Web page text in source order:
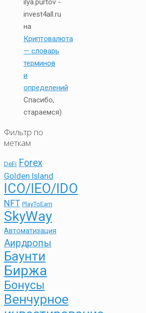
ilya.purtov -
invest4all.ru
на
Криптовалюта
— словарь
терминов
и
определений
Спасибо,
стараемся)
Фильтр по
меткам
DeFi Forex
Golden Island
ICO/IEO/IDO
NFT PlayToEarn
SkyWay
Автоматизация
Аирдропы
Баунти
Биржа
Бонусы
Венчурное